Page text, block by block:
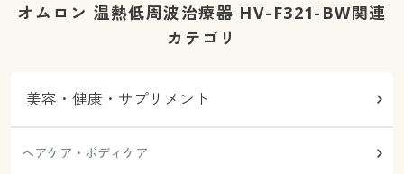
オムロン 温熱低周波治療器 HV-F321-BW関連
カテゴリ
美容・健康・サプリメント
ヘアケア・ボディケア